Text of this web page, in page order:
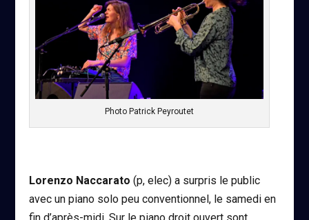
Photo Patrick Peyroutet
Lorenzo Naccarato(p, elec)a surpris le public
avec un piano solo peu conventionnel, le samedi en